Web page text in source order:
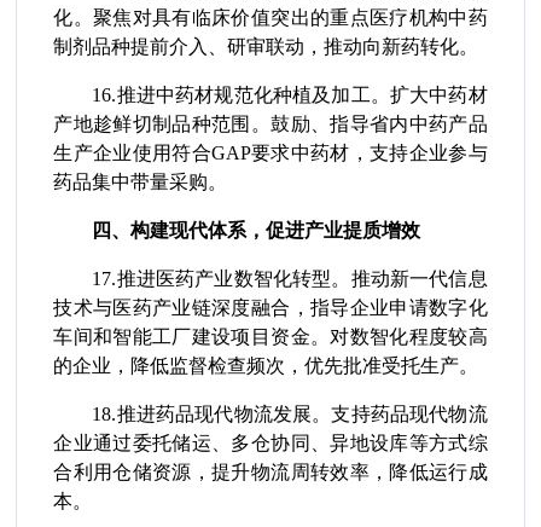
化。聚焦对具有临床价值突出的重点医疗机构中药
制剂品种提前介入、研审联动，推动向新药转化。
16.推进中药材规范化种植及加工。扩大中药材
产地趁鲜切制品种范围。鼓励、指导省内中药产品
生产企业使用符合GAP要求中药材，支持企业参与
药品集中带量采购。
四、构建现代体系，促进产业提质增效
17.推进医药产业数智化转型。推动新一代信息
技术与医药产业链深度融合，指导企业申请数字化
车间和智能工厂建设项目资金。对数智化程度较高
的企业，降低监督检查频次，优先批准受托生产。
18.推进药品现代物流发展。支持药品现代物流
企业通过委托储运、多仓协同、异地设库等方式综
合利用仓储资源，提升物流周转效率，降低运行成
本。